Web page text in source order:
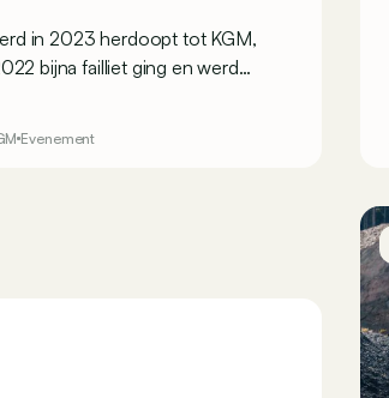
in 2023 herdoopt tot KGM,
Evenement